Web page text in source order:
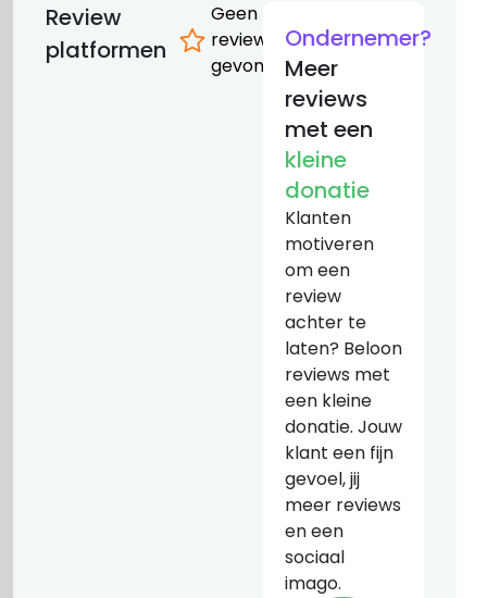
Review
platformen
Geen
reviews
gevonden
Ondernemer?
Meer
reviews
met een
kleine
donatie
Klanten
motiveren
om een
review
achter te
laten? Beloon
reviews met
een kleine
donatie. Jouw
klant een fijn
gevoel, jij
meer reviews
en een
sociaal
imago.